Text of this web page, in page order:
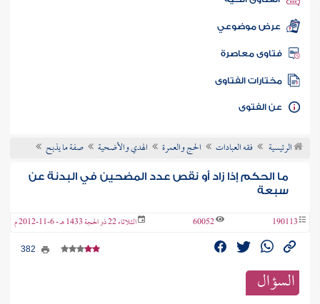
الفتاوى الحية
عرض موضوعي
فتاوى معاصرة
مختارات الفتاوى
الفتوى
الرئيسية فقه العبادات الحج والعمرة الهدي والأضحية صفة ما يذبح
ما الحكم إذا زاد أو نقص عدد المضحين في البدنة عن
سبعة
190113
60052 الثلاثاء 22 ذو الحجة 1433 هـ - 6-11-2012 م
السؤال